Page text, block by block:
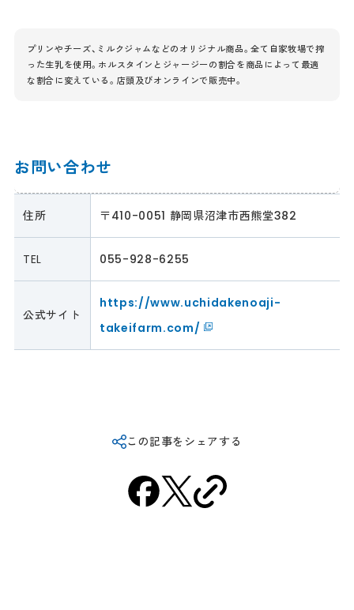
プリンやチーズ、ミルクジャムなどのオリジナル商品。全て自家牧場で搾
った生乳を使用。ホルスタインとジャージーの割合を商品によって最適
な割合に変えている。店頭及びオンラインで販売中。
お問い合わせ
住所 〒410-0051 静岡県沼津市西熊堂382
TEL 055-928-6255
公式サイト
https://www.uchidakenoaji-
takeifarm.com/
この記事をシェアする